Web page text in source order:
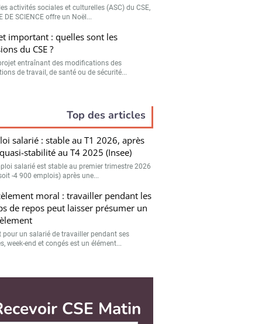
activités sociales et culturelles (ASC) du CSE,
DE SCIENCE offre un Noël...
important : quelles sont les
du CSE ?
entraînant des modifications des
de travail, de santé ou de sécurité...
Top des articles
salarié : stable au T1 2026, après
stabilité au T4 2025 (Insee)
salarié est stable au premier trimestre 2026
-4 900 emplois) après une...
moral : travailler pendant les
de repos peut laisser présumer un
pour un salarié de travailler pendant ses
week-end et congés est un élément...
CSE Matin